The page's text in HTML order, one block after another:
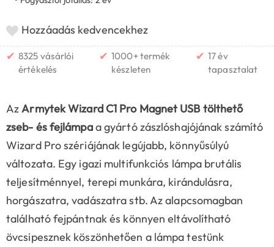
Hozzáadás kedvencekhez
✔ 8325 vásárlói
értékelés
✔ 1000+ termék
készleten
✔ 17 év
tapasztalat
AzArmytek Wizard C1 Pro Magnet USB tölthető
zseb- és fejlámpaa gyártó zászlóshajójának számító
Wizard Pro szériájának legújabb, könnyűsúlyú
változata. Egy igazi multifunkciós lámpa brutális
teljesítménnyel, terepi munkára, kirándulásra,
horgászatra, vadászatra stb. Az alapcsomagban
található fejpántnak és könnyen eltávolítható
övcsipesznek köszönhetően a lámpa testünk